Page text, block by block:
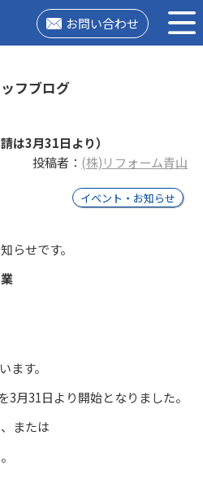
お問い合わせ
フブログ
は3月31日より）
投稿者： (株)リフォーム青山
イベント・お知らせ
らせです。
ます。
月31日より開始となりました。
または